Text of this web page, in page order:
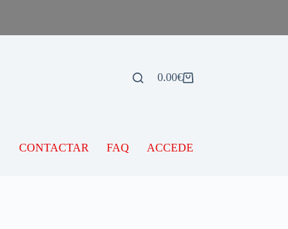
0.00€
CONTACTAR FAQ ACCEDE